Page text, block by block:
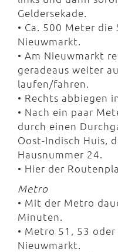
Geldersekade.
• Ca. 500 Meter
Nieuwmarkt.
• Am Nieuwmarkt
geradeaus weiter
laufen/fahren.
• Rechts abbiegen
• Nach ein paar
durch einen
Oost-Indisch Huis,
Hausnummer 24.
• Hier der
Metro
• Mit der Metro
Minuten.
• Metro 51, 53
Nieuwmarkt.